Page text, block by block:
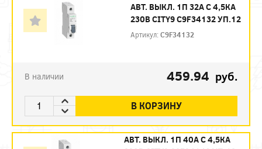
АВТ. ВЫКЛ. 1П 32А С 4,5КА
230В CITY9 C9F34132 УП.12
Артикул:C9F34132
В наличии 459.94 руб.
В КОРЗИНУ
АВТ. ВЫКЛ. 1П 40А С 4,5КА